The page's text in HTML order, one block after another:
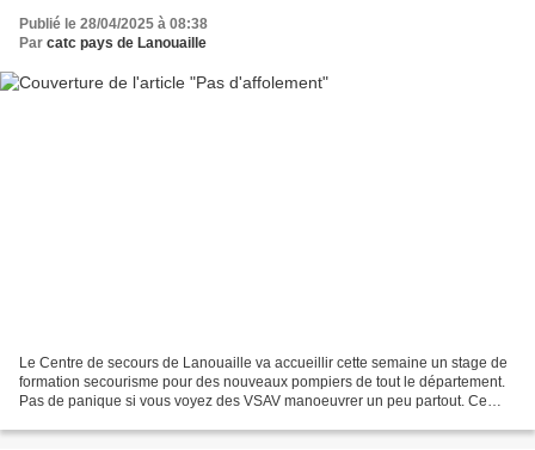
Publié le 28/04/2025 à 08:38
Par catc pays de Lanouaille
Le Centre de secours de Lanouaille va accueillir cette semaine un stage de
formation secourisme pour des nouveaux pompiers de tout le département.
Pas de panique si vous voyez des VSAV manoeuvrer un peu partout. Ce